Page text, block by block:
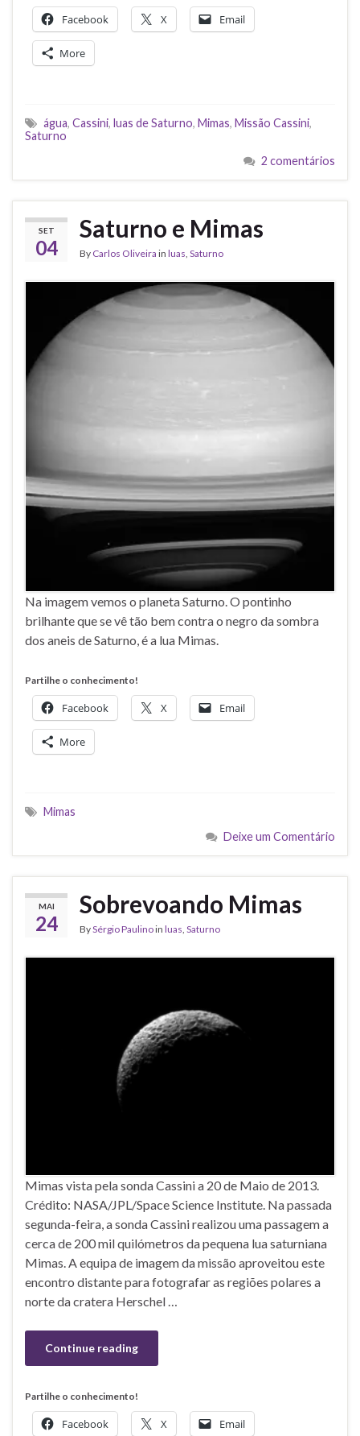
Facebook X Email
More
água, Cassini, luas de Saturno, Mimas, Missão Cassini,
Saturno
2 comentários
SET
04
Saturno e Mimas
By Carlos Oliveira in luas Saturno
Na imagem vemos o planeta Saturno. O pontinho
brilhante que se vê tão bem contra o negro da sombra
dos aneis de Saturno, é a lua Mimas.
Partilhe o conhecimento!
Facebook X Email
More
Mimas
Deixe um Comentário
MAI
24
Sobrevoando Mimas
BySérgio Paulinoin luas Saturno
Mimas vista pela sonda Cassini a 20 de Maio de 2013.
Crédito: NASA/JPL/Space Science Institute. Na passada
segunda-feira, a sonda Cassini realizou uma passagem a
cerca de 200 mil quilómetros da pequena lua saturniana
Mimas. A equipa de imagem da missão aproveitou este
encontro distante para fotografar as regiões polares a
norte da cratera Herschel …
Continue reading
Partilhe o conhecimento!
Facebook X Email